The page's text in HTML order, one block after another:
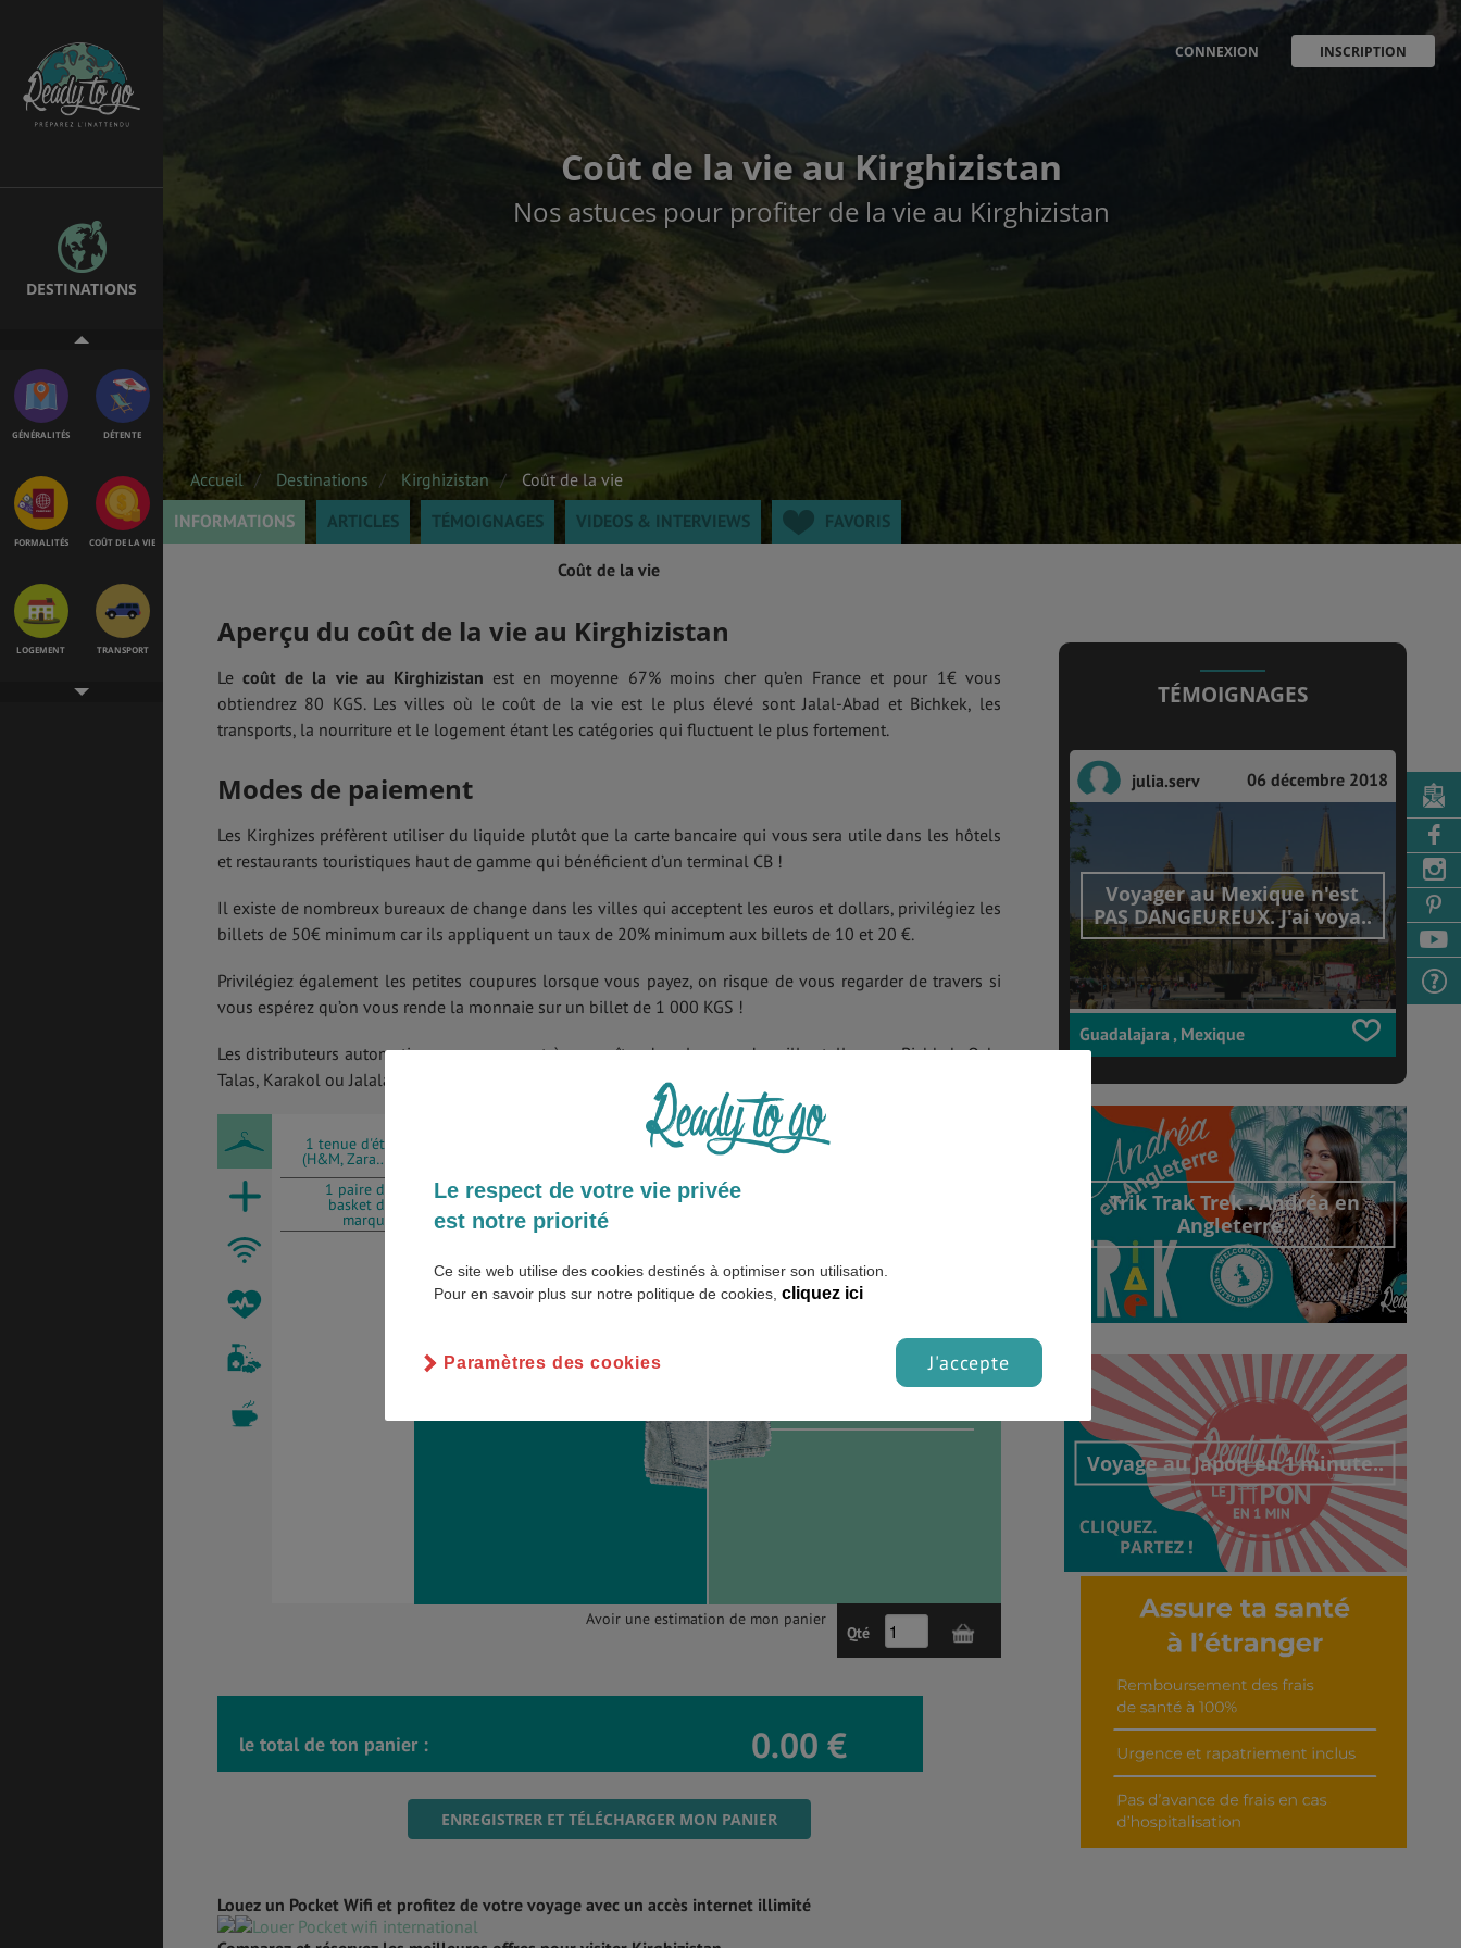
DESTINATIONS
EMPLOIS &
STAGES
BONS PLANS
GÉNÉRALITÉS DÉTENTE
FORMALITÉS COÛT DE LA VIE
LOGEMENT TRANSPORT
CONNEXION INSCRIPTION
Coût de la vie au Kirghizistan
Nos astuces pour profiter de la vie au Kirghizistan
Accueil Destinations Kirghizistan
Coût de la vie
INFORMATIONS
ARTICLES TÉMOIGNAGES VIDEOS & INTERVIEWS FAVORIS
Coût de la vie
Aperçu du coût de la vie au Kirghizistan
Lecoût de la vie au Kirghizistan est en moyenne 67% moins cher qu’en France et pour 1€ vous
obtiendrez 80 KGS. Les villes où le coût de la vie est le plus élevé sont Jalal-Abad et Bichkek, les
transports, la nourriture et le logement étant les catégories qui fluctuent le plus fortement.
Modes de paiement
Les Kirghizes préfèrent utiliser du liquide plutôt que la carte bancaire qui vous sera utile dans les hôtels
et restaurants touristiques haut de gamme qui bénéficient d’un terminal CB !
Il existe de nombreux bureaux de change dans les villes qui acceptent les euros et dollars, privilégiez les
billets de 50€ minimum car ils appliquent un taux de 20% minimum aux billets de 10 et 20 €.
Privilégiez également les petites coupures lorsque vous payez, on risque de vous regarder de travers si
vous espérez qu’on vous rende la monnaie sur un billet de 1 000 KGS !
Les distributeurs automatiques commencent à apparaître dans les grandes villes telles que Bichkek, Osh,
Talas, Karakol ou Jalalabad où vous pourrez retirer des Soms directement.
1 tenue d'été
(H&M, Zara…)
1 paire de
basket de
marque
33.29 €
Kirghizistan
-9.9%
30 €
Avoir une estimation de mon panier
Qté
le total de ton panier : 0.00 €
ENREGISTRER ET TÉLÉCHARGER MON PANIER
Louez un Pocket Wifi et profitez de votre voyage avec un accès internet illimité
TÉMOIGNAGES
julia.serv 06 décembre 2018
Voyager au Mexique n'est
PAS DANGEUREUX. J'ai voya..
Guadalajara , Mexique
Trik Trak Trek : Andréa en
Angleterre..
Découvrir cet interview
Voyage au Japon en 1 minute..
Le respect de votre vie privée
est notre priorité
Ce site web utilise des cookies destinés à optimiser son utilisation.
Pour en savoir plus sur notre politique de cookies, cliquez ici
J'accepte
Paramètres des cookies